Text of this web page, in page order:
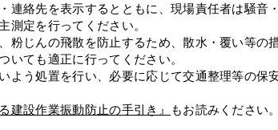
連絡先を表示するとともに、現場責任者は騒音・
測定を行ってください。
粉じんの飛散を防止するため、散水・覆い等の
いても適正に行ってください。
よう処置を行い、必要に応じて交通整理等の保
建設作業振動防止の手引き』
もお読みください。